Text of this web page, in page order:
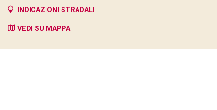
INDICAZIONI STRADALI
VEDI SU MAPPA